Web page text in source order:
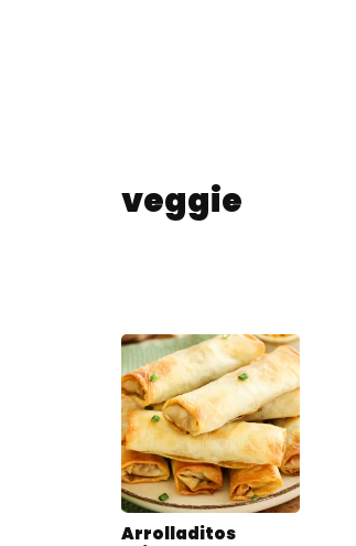
veggie
Arrolladitos